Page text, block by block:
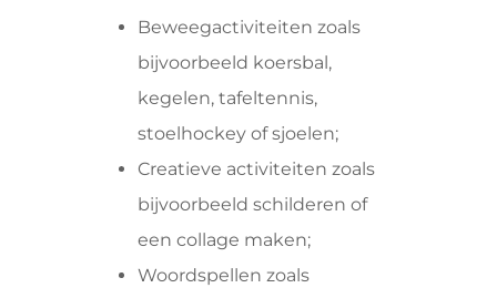
Beweegactiviteiten zoals
bijvoorbeeld koersbal,
kegelen, tafeltennis,
stoelhockey of sjoelen;
Creatieve activiteiten zoals
bijvoorbeeld schilderen of
een collage maken;
Woordspellen zoals